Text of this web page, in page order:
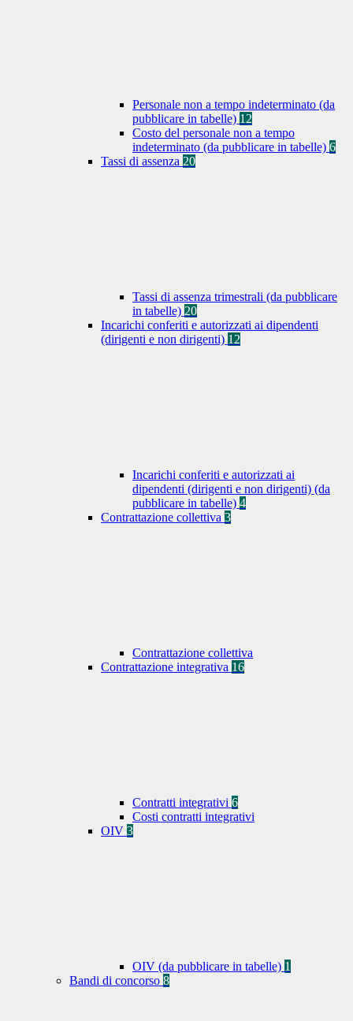
Personale non a tempo indeterminato (da
pubblicare in tabelle) 12
Costo del personale non a tempo
indeterminato (da pubblicare in tabelle) 6
Tassi di assenza 20
Tassi di assenza trimestrali (da pubblicare
in tabelle) 20
Incarichi conferiti e autorizzati ai dipendenti
(dirigenti e non dirigenti) 12
Incarichi conferiti e autorizzati ai
dipendenti (dirigenti e non dirigenti) (da
pubblicare in tabelle) 4
Contrattazione collettiva 3
Contrattazione collettiva
Contrattazione integrativa 16
Contratti integrativi 6
Costi contratti integrativi
OIV 3
OIV (da pubblicare in tabelle) 1
Bandi di concorso 8